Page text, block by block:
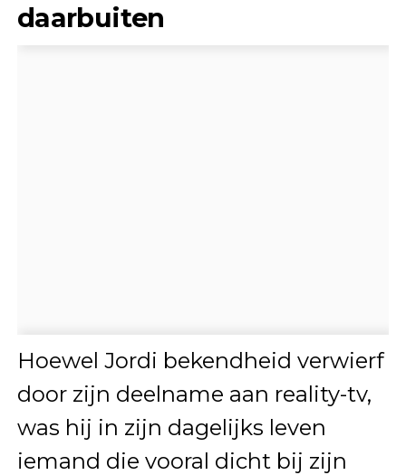
daarbuiten
Hoewel Jordi bekendheid verwierf
door zijn deelname aan reality-tv,
was hij in zijn dagelijks leven
iemand die vooral dicht bij zijn